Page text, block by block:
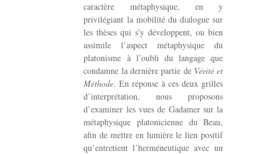
caractère métaphysique, en y
privilégiant la mobilité du dialogue sur
les thèses qui s’y développent, ou bien
assimile l’aspect métaphysique du
platonisme à l’oubli du langage que
condamne la dernière partie de Vérité et
Méthode. En réponse à ces deux grilles
d’interprétation, nous proposons
d’examiner les vues de Gadamer sur la
métaphysique platonicienne du Beau,
afin de mettre en lumière le lien positif
qu’entretient l’herméneutique avec un